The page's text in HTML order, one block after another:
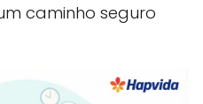
caminho seguro